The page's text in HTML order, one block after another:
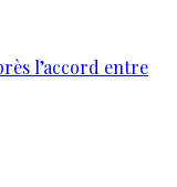
l’accord entre